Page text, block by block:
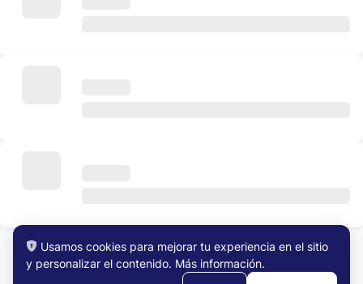
Usamos cookies para mejorar tu experiencia en el sitio
y personalizar el contenido. Más información.